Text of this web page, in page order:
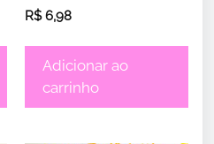
R$6,98
Adicionar ao
carrinho